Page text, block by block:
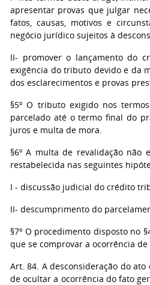
apresentar provas que julgar
fatos, causas, motivos e
negócio jurídico sujeitos à
II- promover o lançamento do
exigência do tributo devido e da
dos esclarecimentos e provas
§5º O tributo exigido nos
parcelado até o termo final do
juros e multa de mora.
§6º A multa de revalidação não
restabelecida nas seguintes
I - discussão judicial do crédito
II- descumprimento do
§7º O procedimento disposto no
que se comprovar a ocorrência
Art. 84. A desconsideração do
de ocultar a ocorrência do fato